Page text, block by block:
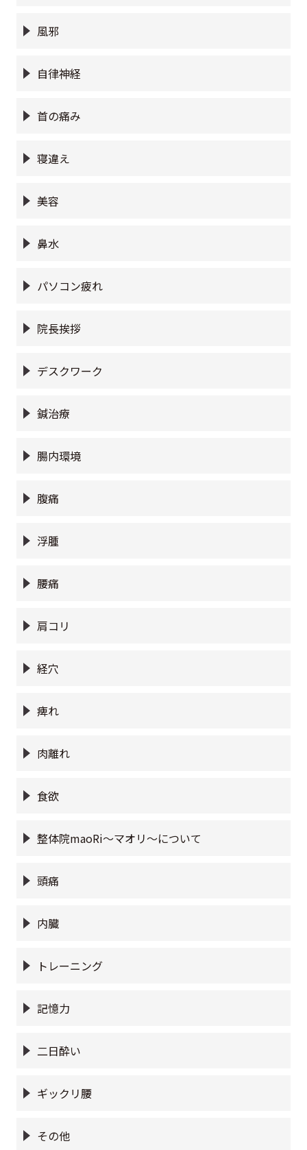
風邪
自律神経
首の痛み
寝違え
美容
鼻水
パソコン疲れ
院長挨拶
デスクワーク
鍼治療
腸内環境
腹痛
浮腫
腰痛
肩コリ
経穴
痺れ
肉離れ
食欲
整体院maoRi〜マオリ〜について
頭痛
内臓
トレーニング
記憶力
二日酔い
ギックリ腰
その他